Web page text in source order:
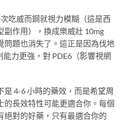
吃威而鋼就視力模糊（這是西
副作用），換成樂威壯 10mg
問題也消失了。這正是因為伐地
力更強，對 PDE6（影響視網
是 4-6 小時的藥效，而是希望周
的長效特性可能更適合你。每個
絕對的好藥，只有最適合你的